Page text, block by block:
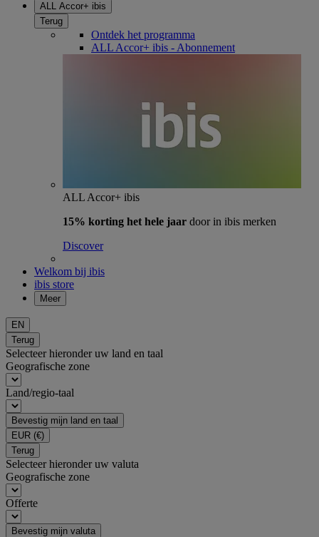
ALL Accor+ ibis
Terug
Ontdek het programma
ALL Accor+ ibis - Abonnement
ALL Accor+ ibis
15% korting het hele jaar door in ibis merken
Discover
Welkom bij ibis
ibis store
Meer
EN
Terug
Selecteer hieronder uw land en taal
Geografische zone
Land/regio-taal
Bevestig mijn land en taal
EUR (€)
Terug
Selecteer hieronder uw valuta
Geografische zone
Offerte
Bevestig mijn valuta